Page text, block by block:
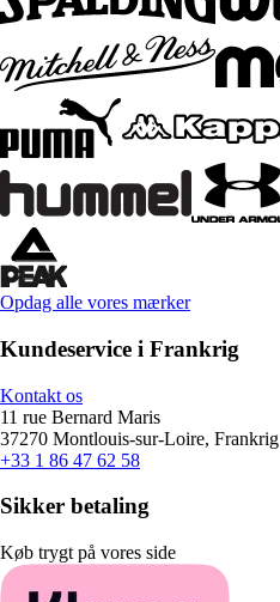
Opdag alle vores mærker
Kundeservice i Frankrig
Kontakt os
11 rue Bernard Maris
37270 Montlouis-sur-Loire, Frankrig
+33 1 86 47 62 58
Sikker betaling
Køb trygt på vores side